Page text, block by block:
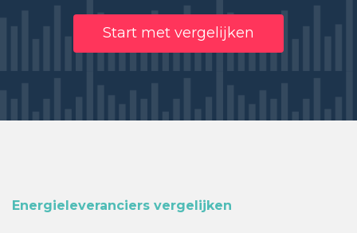
Start met vergelijken
Energieleveranciers vergelijken